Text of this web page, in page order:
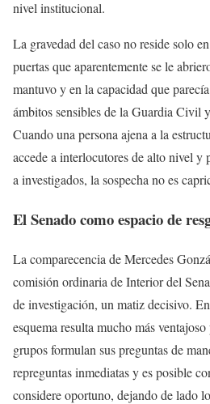
nivel institucional.
La gravedad del caso no reside solo
puertas que aparentemente se le
mantuvo y en la capacidad que
ámbitos sensibles de la Guardia Civil
Cuando una persona ajena a la
accede a interlocutores de alto nivel y
a investigados, la sospecha no es
El Senado como espacio de
La comparecencia de Mercedes
comisión ordinaria de Interior del
de investigación, un matiz decisivo.
esquema resulta mucho más
grupos formulan sus preguntas de
repreguntas inmediatas y es posible
considere oportuno, dejando de lado